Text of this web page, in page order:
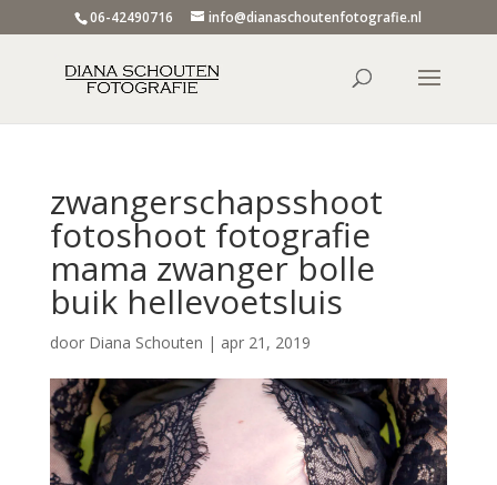
06-42490716 info@dianaschoutenfotografie.nl
zwangerschapsshoot
fotoshoot fotografie
mama zwanger bolle
buik hellevoetsluis
door Diana Schouten | apr 21, 2019